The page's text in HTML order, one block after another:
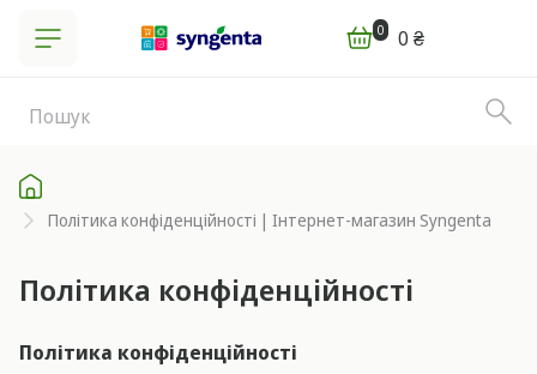
0 0 ₴
Політика конфіденційності | Інтернет-магазин Syngenta
Політика конфіденційності
Політика конфіденційності